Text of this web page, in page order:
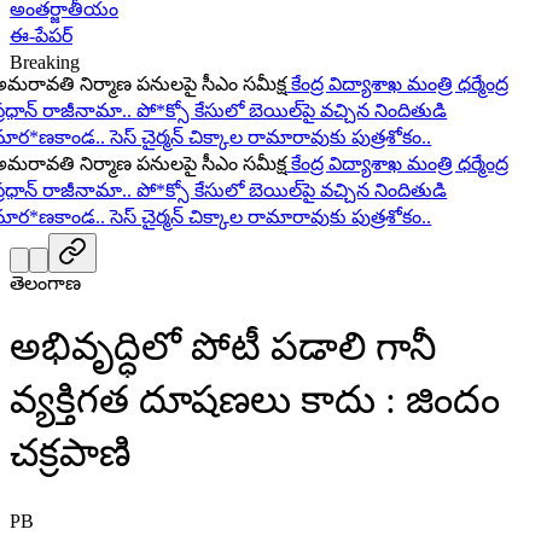
అంతర్జాతీయం
ఈ-పేపర్
Breaking
నిర్మాణ పనులపై సీఎం సమీక్ష కేంద్ర విద్యాశాఖ మంత్రి ధర్మేంద్ర
రాజీనామా.. పో*క్సో కేసులో బెయిల్‌పై వచ్చిన నిందితుడి
సెస్ చైర్మన్ చిక్కాల రామారావుకు పుత్రశోకం..
నిర్మాణ పనులపై సీఎం సమీక్ష కేంద్ర విద్యాశాఖ మంత్రి ధర్మేంద్ర
రాజీనామా.. పో*క్సో కేసులో బెయిల్‌పై వచ్చిన నిందితుడి
సెస్ చైర్మన్ చిక్కాల రామారావుకు పుత్రశోకం..
తెలంగాణ
అభివృద్ధిలో పోటీ పడాలి గానీ
వ్యక్తిగత దూషణలు కాదు : జిందం
చక్రపాణి
PB